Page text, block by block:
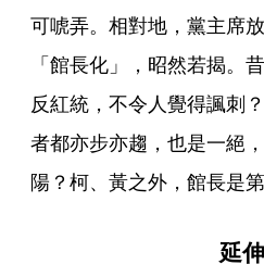
可唬弄。相對地，黨主席
「館長化」，昭然若揭。
反紅統，不令人覺得諷刺
者都亦步亦趨，也是一絕
陽？柯、黃之外，館長是
延